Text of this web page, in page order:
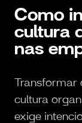
Como
cultura
nas
Transformar
cultura
exige